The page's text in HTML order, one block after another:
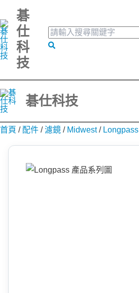
至
主
要
容
碁
仕
科
技
搜
尋
關
搜
碁仕科技
首頁 / 配件 /濾鏡 / Midwest/ Longpass